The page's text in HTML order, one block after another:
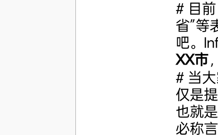
# 目
省”等
吧。
XX市
# 当
仅是
也就
必称